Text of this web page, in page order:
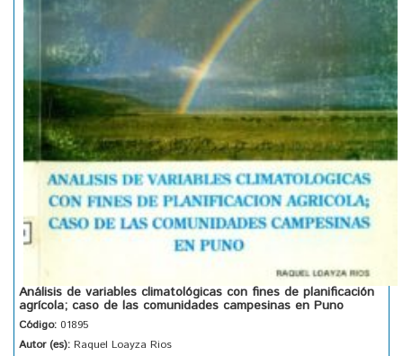
Análisis de variables climatológicas con fines de planificación
agrícola; caso de las comunidades campesinas en Puno
Código: 01895
Autor (es): Raquel Loayza Rios